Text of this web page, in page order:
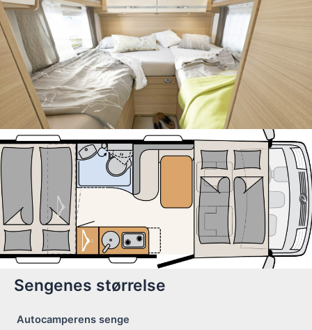
Sengenes størrelse
Autocamperens senge